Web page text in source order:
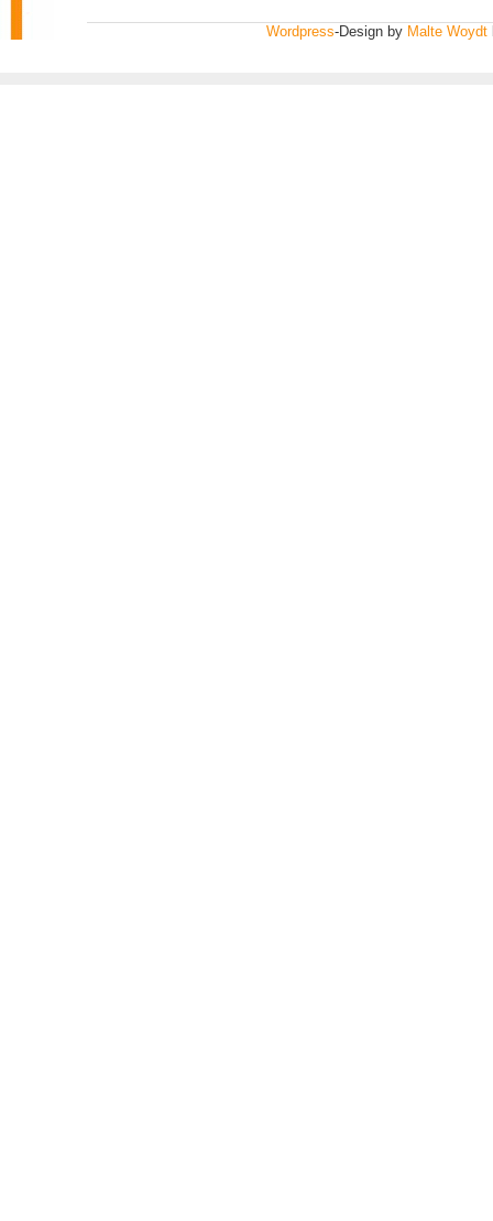
Wordpress-Design by Malte Woydt